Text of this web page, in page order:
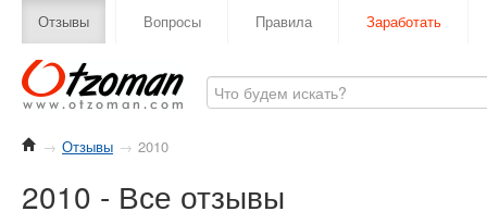
Отзывы Вопросы Правила Заработать
→ Отзывы → 2010
2010 - Все отзывы